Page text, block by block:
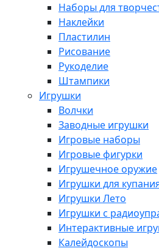
Наборы для
Наклейки
Пластилин
Рисование
Рукоделие
Штампики
Игрушки
Волчки
Заводные игрушки
Игровые наборы
Игровые фигурки
Игрушечное оружие
Игрушки для
Игрушки Лето
Игрушки с
Интерактивные
Калейдоскопы